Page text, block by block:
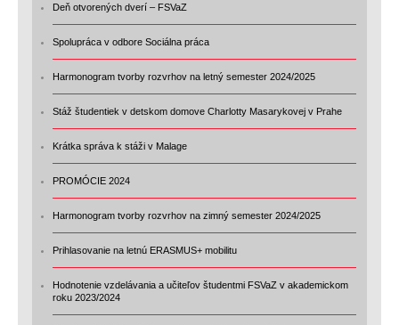
Deň otvorených dverí – FSVaZ
Spolupráca v odbore Sociálna práca
Harmonogram tvorby rozvrhov na letný semester 2024/2025
Stáž študentiek v detskom domove Charlotty Masarykovej v Prahe
Krátka správa k stáži v Malage
PROMÓCIE 2024
Harmonogram tvorby rozvrhov na zimný semester 2024/2025
Prihlasovanie na letnú ERASMUS+ mobilitu
Hodnotenie vzdelávania a učiteľov študentmi FSVaZ v akademickom
roku 2023/2024